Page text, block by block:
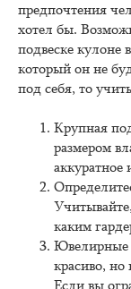
предпочтения
хотел бы.
подвеске кулоне
который он не
под себя, то
Крупная
размером
аккуратное
каким
Ювелирные
красиво,